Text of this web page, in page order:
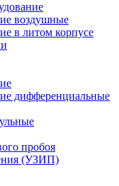
воздушные
в литом корпусе
дифференциальные
пробоя
(УЗИП)